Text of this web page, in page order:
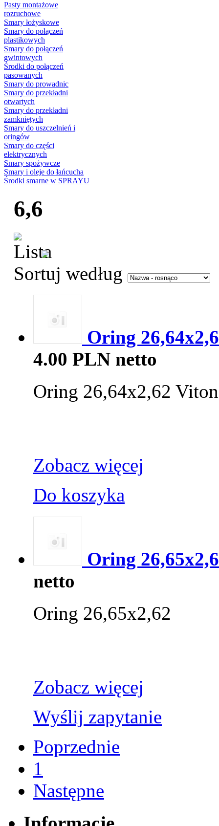
Pasty montażowe
rozruchowe
Smary łożyskowe
Smary do połączeń
plastikowych
Smary do połączeń
gwintowych
Środki do połączeń
pasowanych
Smary do prowadnic
Smary do przekładni
otwartych
Smary do przekładni
zamkniętych
Smary do uszczelnień i
oringów
Smary do części
elektrycznych
Smary spożywcze
Smary i oleje do łańcucha
Środki smarne w SPRAYU
6,6
Sortuj według
Oring
4.00 PLN netto
Oring 26,64x2,62 Viton
Zobacz więcej
Do koszyka
Oring
netto
Oring 26,65x2,62
Zobacz więcej
Wyślij zapytanie
Poprzednie
1
Następne